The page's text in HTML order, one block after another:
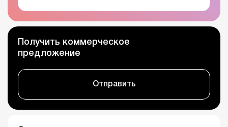
Получить коммерческое
предложение
Отправить